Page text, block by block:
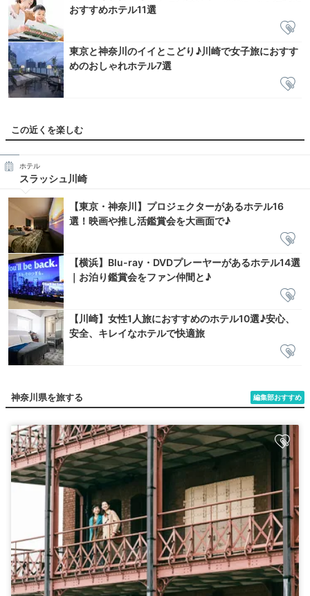
おすすめホテル11選
東京と神奈川のイイとこどり♪川崎で女子旅におすす
めのおしゃれホテル7選
この近くを楽しむ
ホテル
スラッシュ川崎
【東京・神奈川】プロジェクターがあるホテル16
選！映画や推し活鑑賞会を大画面で♪
【横浜】Blu-ray・DVDプレーヤーがあるホテル14選
｜お泊り鑑賞会をファン仲間と♪
【川崎】女性1人旅におすすめのホテル10選♪安心、
安全、キレイなホテルで快適旅
編集部おすすめ
神奈川県を旅する